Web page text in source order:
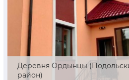
Деревня Ордынцы
район)